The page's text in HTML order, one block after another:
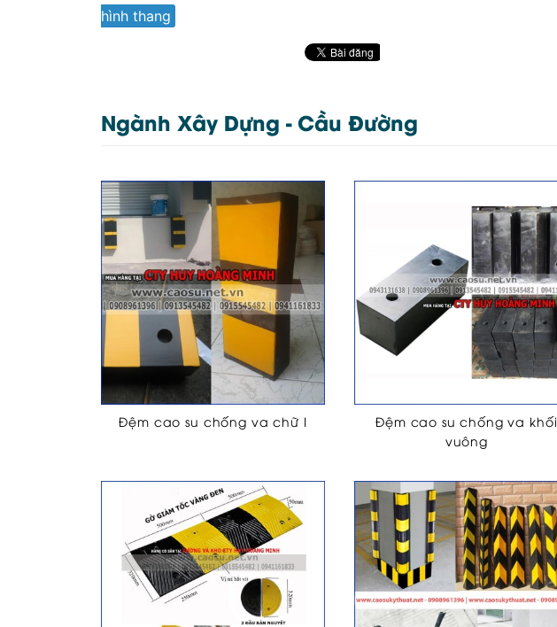
hình thang
Ngành Xây Dựng - Cầu Đường
Đệm cao su chống va chữ I
Đệm cao su chống va khối
vuông